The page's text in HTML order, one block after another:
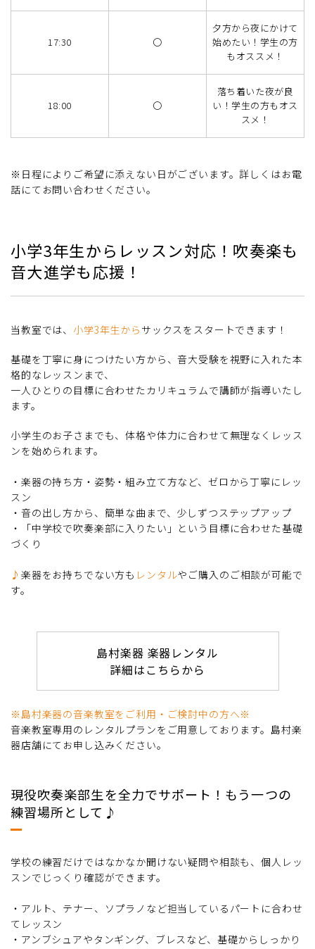
17:30 〇
夕方から夜にかけて
始めたい！学生の方
もオススメ！
18:00 〇
落ち着いた夜が良
い！学生の方もオス
スメ！
※日程によりご希望に添えない日がございます。詳しくはお電
話にてお問い合わせください。
小学3年生からレッスン対応！吹奏楽も
音大進学も応援！
当教室では、 小学3年生から サックスをスタートできます！
基礎を丁寧に身につけたい方から、音大受験を視野に入れた本
格的なレッスンまで、
一人ひとりの目標に合わせたカリキュラムで講師が指導いたし
ます。
小学生のお子さまでも、体格や体力に合わせて無理なくレッス
ンを始められます。
・楽器の持ち方・姿勢・組み立て方など、ゼロから丁寧にレッ
スン
・音の出し方から、簡単な曲まで、少しずつステップアップ
・「中学校で吹奏楽部に入りたい」という目標に合わせた基礎
づくり
♪ 楽器をお持ちでない方も レンタルやご購入のご相談が可能で
す。
島村楽器 楽器レンタル
詳細はこちらから
※島村楽器の音楽教室をご利用・ご検討中の方へ※
音楽教室専用のレンタルプランをご用意しております。島村楽
器店舗にてお申し込みください。
現役吹奏楽部生を全力でサポート！もう一つの
練習場所として♪
学校の練習だけではなかなか聞けない疑問や相談も、個人レッ
スンでじっくり確認ができます。
・アルト、テナー、ソプラノなど担当しているパートに合わせ
てレッスン
・アンブシュアやタンギング、ブレスなど、基礎からしっかり